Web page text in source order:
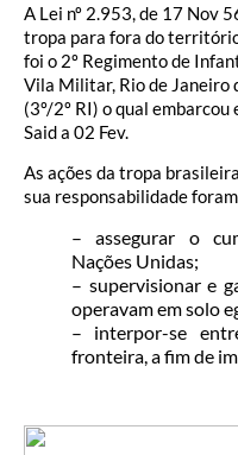
A Lei nº 2.953, de 17 Nov
tropa para fora do
foi o 2º Regimento de
Vila Militar, Rio de Janeiro
(3º/2º RI) o qual
Said a 02 Fev.
As ações da tropa
sua responsabilidade
– assegurar o
Nações Unidas;
– supervisionar e
operavam em solo
– interpor-se
fronteira, a fim de